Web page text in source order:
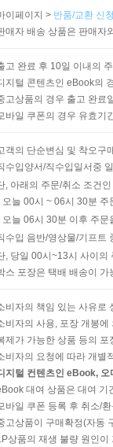
이페이지 > 반품/교환 신
매자 배송 상품은 판매자
고 완료 후 10일 이내의
지털 콘텐츠인 eBook의
고상품의 경우 출고 완료
바일 쿠폰의 경우 유효기
객의 단순변심 및 착오구
수입양서/직수입일서중
, 아래의 주문/취소 조건
오늘 00시 ~ 06시 30분
오늘 06시 30분 이후 주
수입 음반/영상물/기프트
, 당일 00시~13시 사이의
스 포장은 택배 배송이
비자의 책임 있는 사유로
비자의 사용, 포장 개봉
제가 가능한 상품 등의
비자의 요청에 따라 개별
지털 컨텐츠인 eBook,
대여 상품은 대여 기
바일 쿠폰 등록 후 취소/
고상품이 구매확정(자동
상품의 재생 불량 원인